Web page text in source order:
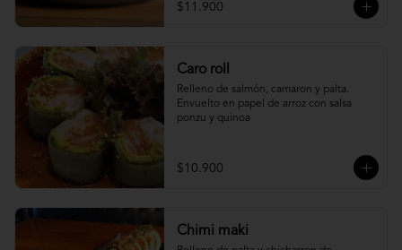
$11.900
Caro roll
Relleno de salmón, camaron y palta.
Envuelto en papel de arroz con salsa
ponzu y quinoa
$10.900
Chimi maki